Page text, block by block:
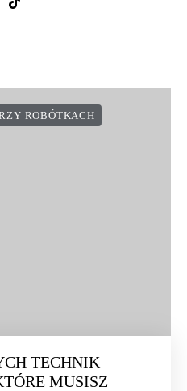
ROBÓTKACH
TECHNIK
MUSISZ